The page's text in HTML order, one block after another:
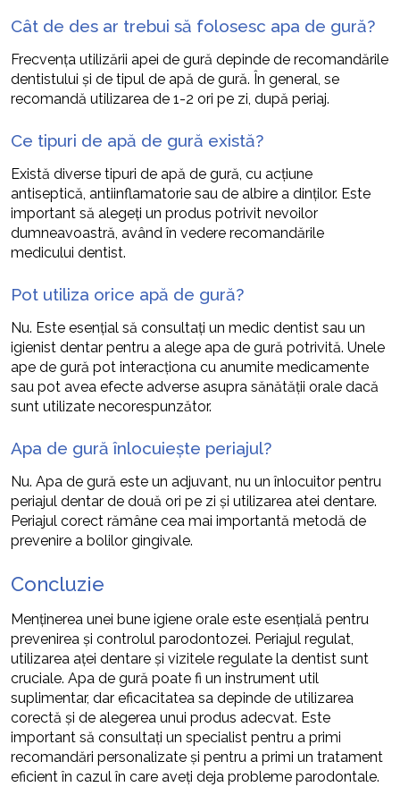
Cât de des ar trebui să folosesc apa de gură?
Frecvența utilizării apei de gură depinde de recomandările
dentistului și de tipul de apă de gură. În general, se
recomandă utilizarea de 1-2 ori pe zi, după periaj.
Ce tipuri de apă de gură există?
Există diverse tipuri de apă de gură, cu acțiune
antiseptică, antiinflamatorie sau de albire a dinților. Este
important să alegeți un produs potrivit nevoilor
dumneavoastră, având în vedere recomandările
medicului dentist.
Pot utiliza orice apă de gură?
Nu. Este esențial să consultați un medic dentist sau un
igienist dentar pentru a alege apa de gură potrivită. Unele
ape de gură pot interacționa cu anumite medicamente
sau pot avea efecte adverse asupra sănătății orale dacă
sunt utilizate necorespunzător.
Apa de gură înlocuiește periajul?
Nu. Apa de gură este un adjuvant, nu un înlocuitor pentru
periajul dentar de două ori pe zi și utilizarea atei dentare.
Periajul corect rămâne cea mai importantă metodă de
prevenire a bolilor gingivale.
Concluzie
Menținerea unei bune igiene orale este esențială pentru
prevenirea și controlul parodontozei. Periajul regulat,
utilizarea aței dentare și vizitele regulate la dentist sunt
cruciale. Apa de gură poate fi un instrument util
suplimentar, dar eficacitatea sa depinde de utilizarea
corectă și de alegerea unui produs adecvat. Este
important să consultați un specialist pentru a primi
recomandări personalizate și pentru a primi un tratament
eficient în cazul în care aveți deja probleme parodontale.